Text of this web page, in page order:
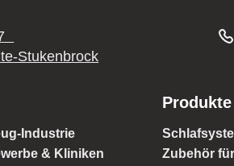
Stukenbrock
Industrie
& Kliniken
Produkte
Zubehör